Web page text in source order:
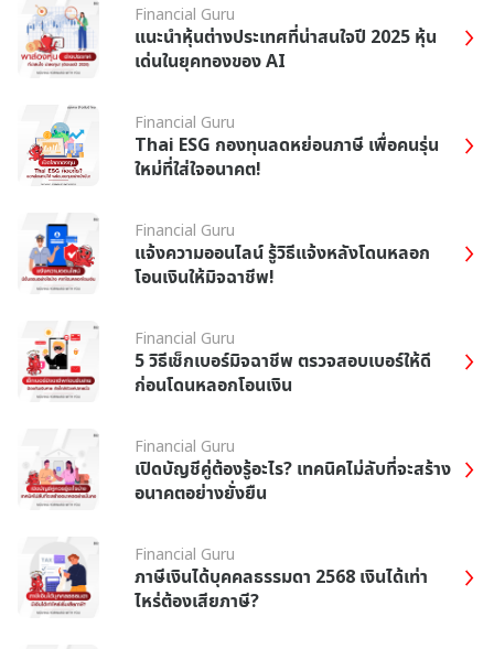
Financial Guru
แนะนำหุ้นต่างประเทศที่น่าสนใจปี 2025 หุ้น
เด่นในยุคทองของ AI
Financial Guru
Thai ESG กองทุนลดหย่อนภาษี เพื่อคนรุ่น
ใหม่ที่ใส่ใจอนาคต!
Financial Guru
แจ้งความออนไลน์ รู้วิธีแจ้งหลังโดนหลอก
โอนเงินให้มิจฉาชีพ!
Financial Guru
5 วิธีเช็กเบอร์มิจฉาชีพ ตรวจสอบเบอร์ให้ดี
ก่อนโดนหลอกโอนเงิน
Financial Guru
เปิดบัญชีคู่ต้องรู้อะไร? เทคนิคไม่ลับที่จะสร้าง
อนาคตอย่างยั่งยืน
Financial Guru
ภาษีเงินได้บุคคลธรรมดา 2568 เงินได้เท่า
ไหร่ต้องเสียภาษี?